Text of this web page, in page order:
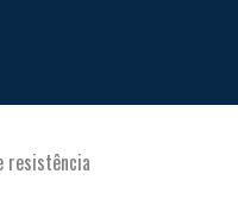
resistência